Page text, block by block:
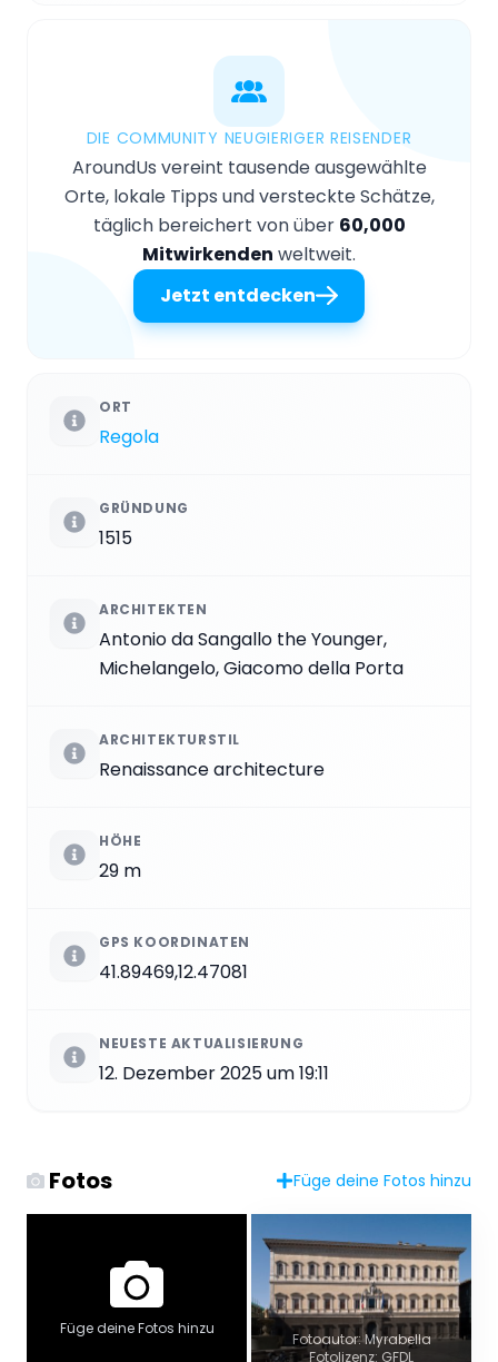
DIE COMMUNITY NEUGIERIGER REISENDER
AroundUs vereint tausende ausgewählte
Orte, lokale Tipps und versteckte Schätze,
täglich bereichert von über 60,000
Mitwirkenden weltweit.
Jetzt entdecken
ORT
Regola
GRÜNDUNG
1515
ARCHITEKTEN
Antonio da Sangallo the Younger,
Michelangelo, Giacomo della Porta
ARCHITEKTURSTIL
Renaissance architecture
HÖHE
29 m
GPS KOORDINATEN
41.89469,12.47081
NEUESTE AKTUALISIERUNG
12. Dezember 2025 um 19:11
Fotos Füge deine Fotos hinzu
Füge deine Fotos hinzu
Fotoautor: Myrabella
Fotolizenz: GFDL